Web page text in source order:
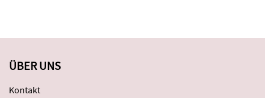
ÜBER UNS
Kontakt